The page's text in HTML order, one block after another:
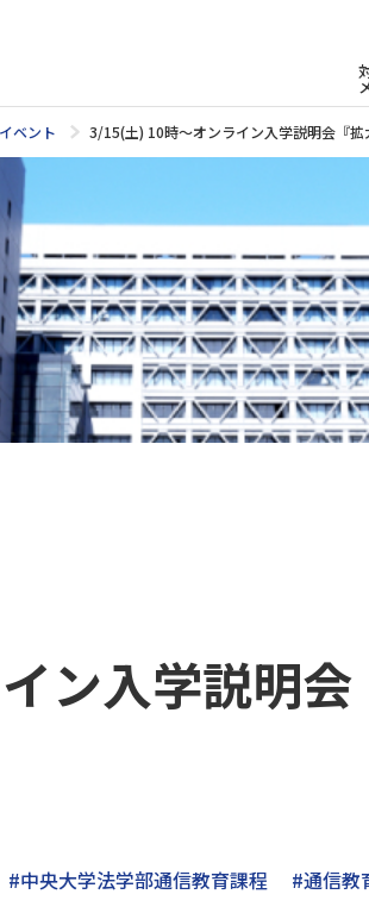
イベント 3/15(土) 10時～オンライン入学説明会『拡
ン入学説明
#中央大学法学部通信教育課程 #通信教